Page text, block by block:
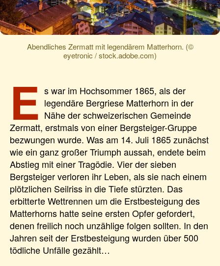
Abendliches Zermatt mit legendärem Matterhorn. (©
eyetronic / stock.adobe.com)
E s war im Hochsommer 1865, als der
legendäre Bergriese Matterhorn in der
Nähe der schweizerischen Gemeinde
Zermatt, erstmals von einer Bergsteiger-Gruppe
bezwungen wurde. Was am 14. Juli 1865 zunächst
wie ein ganz großer Triumph aussah, endete beim
Abstieg mit einer Tragödie. Vier der sieben
Bergsteiger verloren ihr Leben, als sie nach einem
plötzlichen Seilriss in die Tiefe stürzten. Das
erbitterte Wettrennen um die Erstbesteigung des
Matterhorns hatte seine ersten Opfer gefordert,
denen freilich noch unzählige folgen sollten. In den
Jahren seit der Erstbesteigung wurden über 500
tödliche Unfälle gezählt…